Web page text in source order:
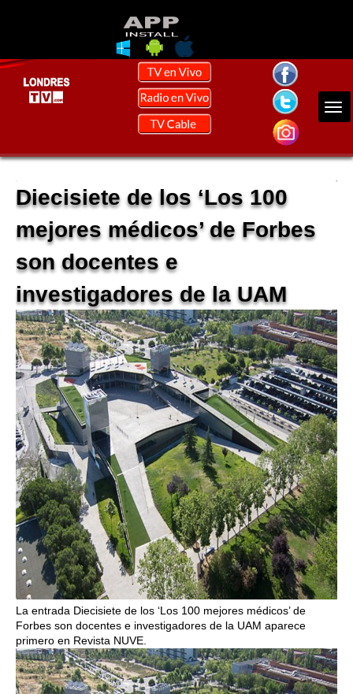
Diecisiete de los ‘Los 100
mejores médicos’ de Forbes
son docentes e
investigadores de la UAM
La entrada Diecisiete de los ‘Los 100 mejores médicos’ de
Forbes son docentes e investigadores de la UAM aparece
primero en Revista NUVE.